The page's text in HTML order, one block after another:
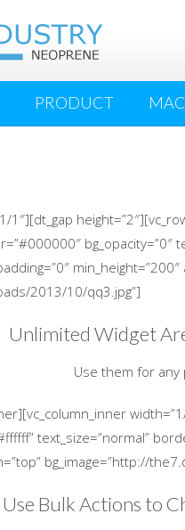
PRODUCT
1″][dt_gap
2013/10/qq3.jpg”]
Unlimited Widget
Use them for any
text_size=”normal”
bg_image=”http://
Use Bulk Actions to